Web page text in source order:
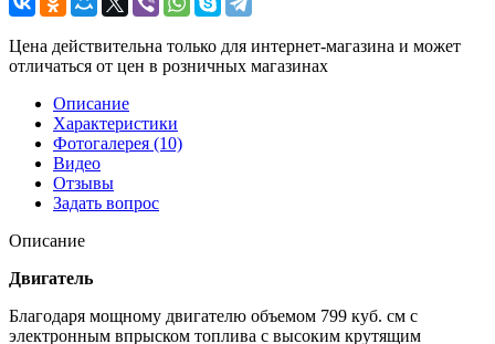
Цена действительна только для интернет-магазина и может
отличаться от цен в розничных магазинах
Описание
Характеристики
Фотогалерея (10)
Видео
Отзывы
Задать вопрос
Описание
Двигатель
Благодаря мощному двигателю объемом 799 куб. см с
электронным впрыском топлива с высоким крутящим